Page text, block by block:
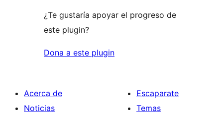
¿Te gustaría apoyar el progreso de
este plugin?
Dona a este plugin
Acerca de
Noticias
Escaparate
Temas